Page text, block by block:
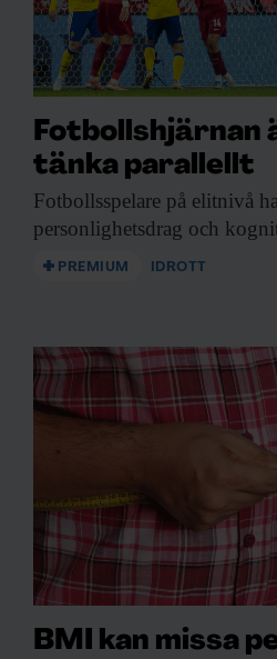
Fotbollshjärnan
tänka parallellt
Fotbollsspelare på elitnivå
personlighetsdrag och
PREMIUM IDROTT
BMI kan missa